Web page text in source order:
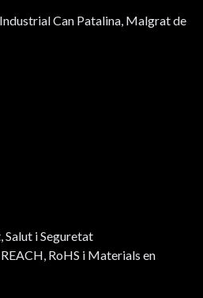
Can Patalina, Malgrat de
i Seguretat
RoHS i Materials en